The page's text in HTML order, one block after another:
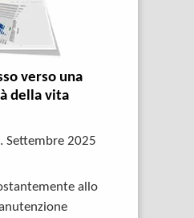
verso una
della vita
Settembre 2025
allo